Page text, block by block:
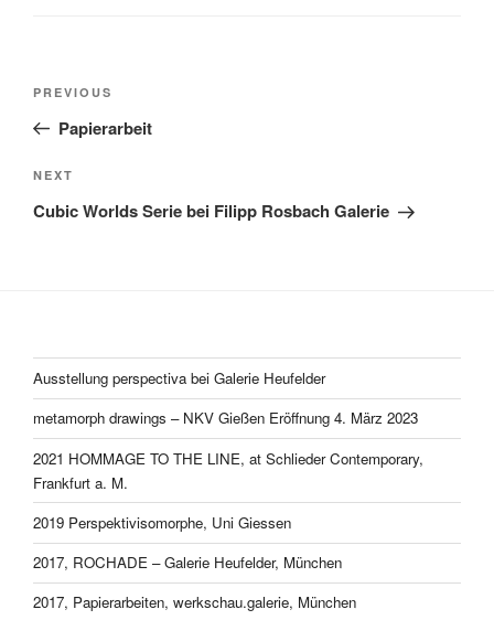
Previous
Post
PREVIOUS
Papierarbeit
Next
Post
NEXT
Cubic Worlds Serie bei Filipp Rosbach Galerie
Ausstellung perspectiva bei Galerie Heufelder
metamorph drawings – NKV Gießen Eröffnung 4. März 2023
2021 HOMMAGE TO THE LINE, at Schlieder Contemporary,
Frankfurt a. M.
2019 Perspektivisomorphe, Uni Giessen
2017, ROCHADE – Galerie Heufelder, München
2017, Papierarbeiten, werkschau.galerie, München